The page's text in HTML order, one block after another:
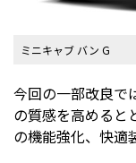
ミニキャブ バン G
今回の一部改良で
の質感を高めると
の機能強化、快適